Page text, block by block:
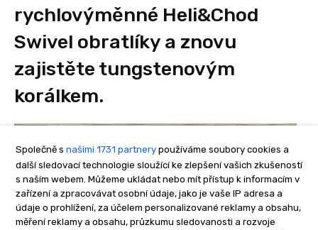
rychlovýměnné Heli&Chod
Swivel obratlíky a znovu
zajistěte tungstenovým
korálkem.
Společně s našimi 1731 partnery používáme soubory cookies a
další sledovací technologie sloužící ke zlepšení vašich zkušeností
s naším webem. Můžeme ukládat nebo mít přístup k informacím v
zařízení a zpracovávat osobní údaje, jako je vaše IP adresa a
údaje o prohlížení, za účelem personalizované reklamy a obsahu,
měření reklamy a obsahu, průzkumu sledovanosti a rozvoje